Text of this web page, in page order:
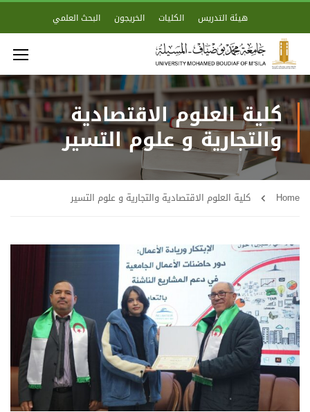
هيئة التدريس الكليات الخريجون البحث العلمي
كلية العلوم الاقتصادية
والتجارية و علوم التسير
Home كلية العلوم الاقتصادية والتجارية و علوم التسير